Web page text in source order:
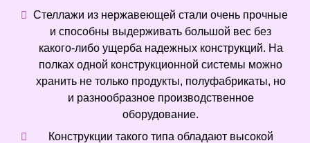
Стеллажи из нержавеющей стали очень прочные
и способны выдерживать большой вес без
какого-либо ущерба надежных конструкций. На
полках одной конструкционной системы можно
хранить не только продукты, полуфабрикаты, но
и разнообразное производственное
оборудование.
Конструкции такого типа обладают высокой